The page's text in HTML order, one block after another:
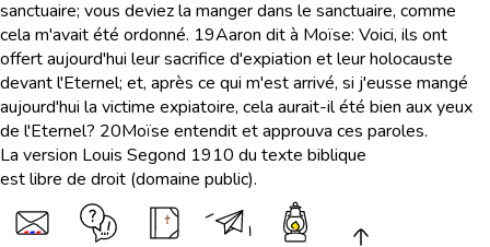
sanctuaire; vous deviez la manger dans le sanctuaire, comme
cela m'avait été ordonné. 19Aaron dit à Moïse: Voici, ils ont
offert aujourd'hui leur sacrifice d'expiation et leur holocauste
devant l'Eternel; et, après ce qui m'est arrivé, si j'eusse mangé
aujourd'hui la victime expiatoire, cela aurait-il été bien aux yeux
de l'Eternel? 20Moïse entendit et approuva ces paroles.
La version Louis Segond 1910 du texte biblique
est libre de droit (domaine public).